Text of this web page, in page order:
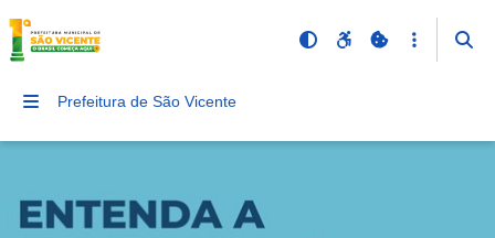
Prefeitura de São Vicente